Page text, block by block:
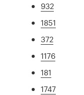
932
1851
372
1176
181
1747